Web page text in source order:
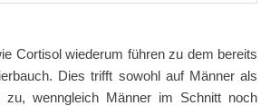
Cortisol wiederum führen zu dem bereits
Dies trifft sowohl auf Männer als
zu, wenngleich Männer im Schnitt noch